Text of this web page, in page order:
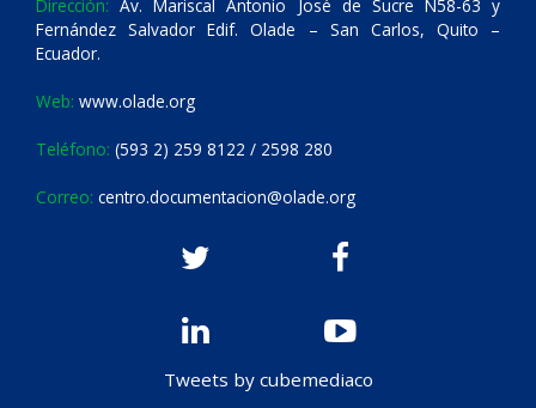
Dirección: Av. Mariscal Antonio José de Sucre N58-63 y
Fernández Salvador Edif. Olade – San Carlos, Quito –
Ecuador.
Web: www.olade.org
Teléfono: (593 2) 259 8122 / 2598 280
Correo: centro.documentacion@olade.org
Tweets by cubemediaco